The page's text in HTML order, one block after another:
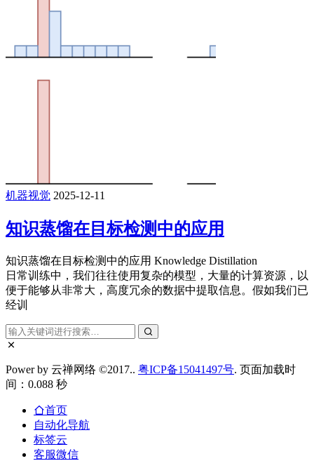
机器视觉 2025-12-11
知识蒸馏在目标检测中的应用
知识蒸馏在目标检测中的应用 Knowledge Distillation
日常训练中，我们往往使用复杂的模型，大量的计算资源，以
便于能够从非常大，高度冗余的数据中提取信息。假如我们已
经训
Power by 云禅网络 ©2017.. 粤ICP备15041497号. 页面加载时
间：0.088 秒
首页
自动化导航
标签云
客服微信